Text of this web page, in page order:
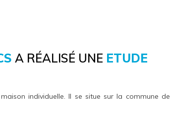
A RÉALISÉ UNE ETUDE
individuelle. Il se situe sur la commune de